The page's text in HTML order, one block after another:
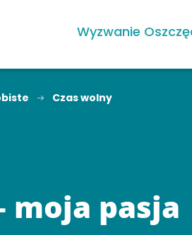
Wyzwanie
Czas wolny
moja pasja